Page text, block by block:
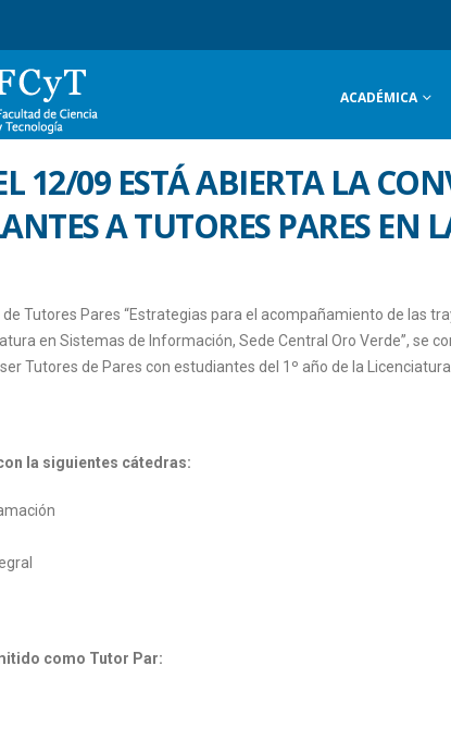
ACADÉMICA
12/09 ESTÁ ABIERTA LA
A TUTORES PARES EN
de Tutores Pares “Estrategias para el acompañamiento de las
en Sistemas de Información, Sede Central Oro Verde”, se
Tutores de Pares con estudiantes del 1º año de la
la siguientes cátedras:
como Tutor Par: